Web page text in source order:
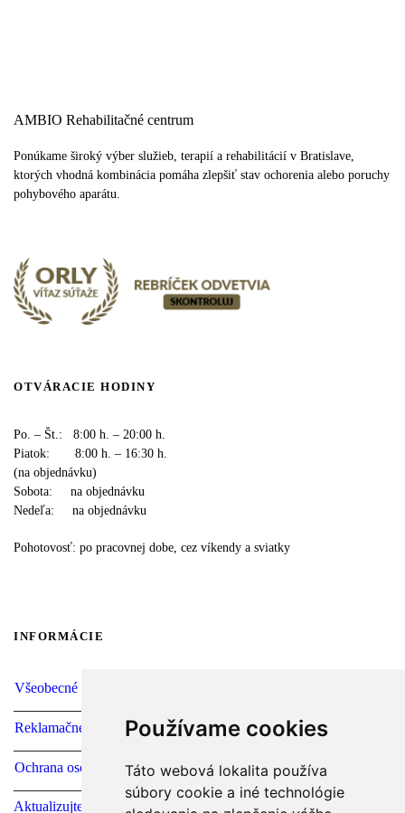
Používame cookies
Táto webová lokalita používa
súbory cookie a iné technológie
AMBIO Rehabilitačné centrum
Ponúkame široký výber služieb, terapií a rehabilitácií v Bratislave,
ktorých vhodná kombinácia pomáha zlepšiť stav ochorenia alebo poruchy
pohybového aparátu.
OTVÁRACIE HODINY
Po. – Št.: 8:00 h. – 20:00 h.
Piatok: 8:00 h. – 16:30 h.
(na objednávku)
Sobota: na objednávku
Nedeľa: na objednávku
Pohotovosť: po pracovnej dobe, cez víkendy a sviatky
INFORMÁCIE
Všeobecné obchodné podmienky
Reklamačné podmienky
Ochrana osobných údajov
Aktualizujte predvoľby súborov cookie